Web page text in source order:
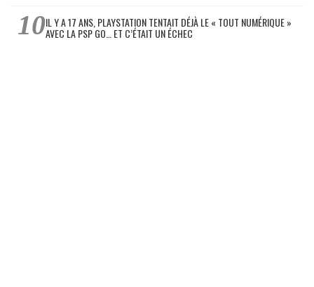
IL Y A 17 ANS, PLAYSTATION TENTAIT DÉJÀ LE « TOUT NUMÉRIQUE »
AVEC LA PSP GO… ET C’ÉTAIT UN ÉCHEC